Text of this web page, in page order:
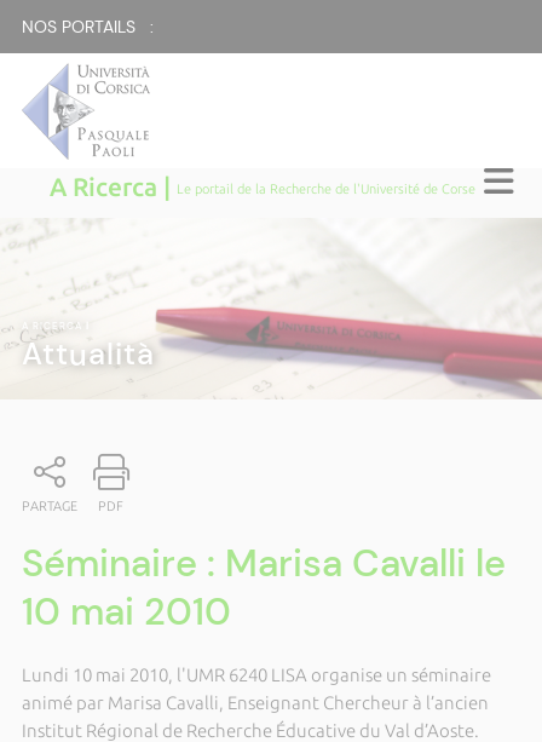
NOS PORTAILS :
A Ricerca | Le portail de la Recherche de l'Université de Corse
A RICERCA
Attualità
PARTAGE PDF
Séminaire : Marisa Cavalli le
10 mai 2010
Lundi 10 mai 2010, l'UMR 6240 LISA organise un séminaire
animé par Marisa Cavalli, Enseignant Chercheur à l’ancien
Institut Régional de Recherche Éducative du Val d’Aoste.